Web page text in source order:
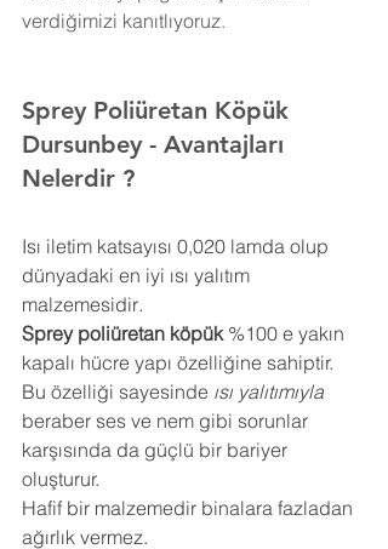
verdiğimizi kanıtlıyoruz.
Sprey Poliüretan Köpük
Dursunbey - Avantajları
Nelerdir ?
Isı iletim katsayısı 0,020 lamda olup
dünyadaki en iyi ısı yalıtım
malzemesidir.
Sprey poliüretan köpük %100 e yakın
kapalı hücre yapı özelliğine sahiptir.
Bu özelliği sayesinde ısı yalıtımıyla
beraber ses ve nem gibi sorunlar
karşısında da güçlü bir bariyer
oluşturur.
Hafif bir malzemedir binalara fazladan
ağırlık vermez.